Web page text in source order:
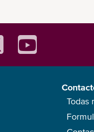
Todas